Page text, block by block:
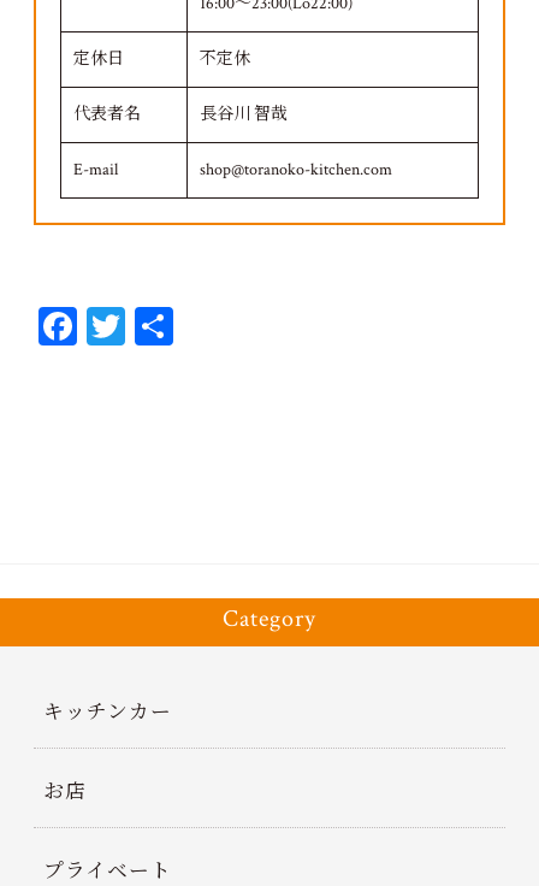
定休日 不定休
代表者名 長谷川 智哉
E-mail shop@toranoko-kitchen.com
Fa T
Category
キッチンカー
お店
プライベート